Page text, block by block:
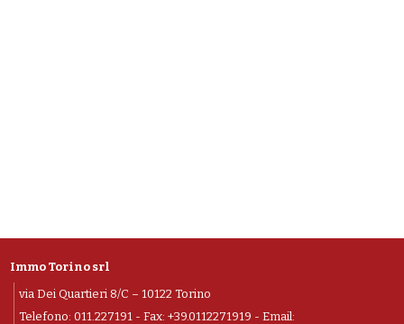
Immo Torino srl
via Dei Quartieri 8/C – 10122 Torino
Telefono: 011.227191- Fax: +39.0112271919 - Email: